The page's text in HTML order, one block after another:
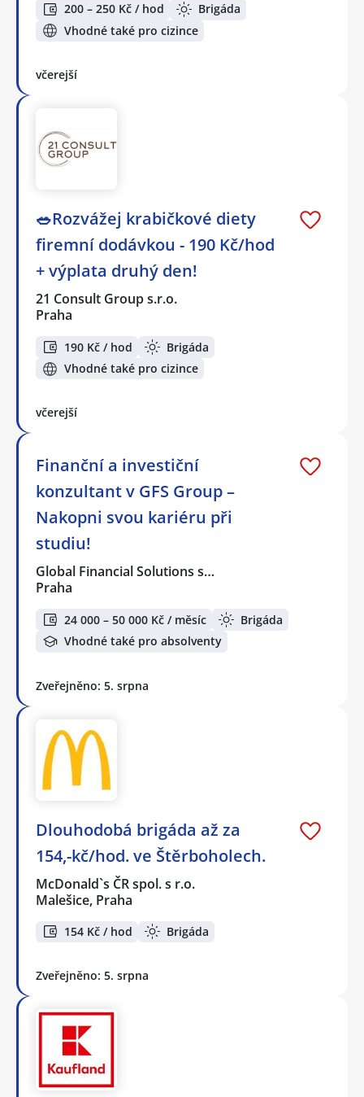
200 – 250 Kč / hod
Brigáda
Vhodné také pro cizince
včerejší
🥗Rozvážej krabičkové diety
firemní dodávkou - 190 Kč/hod
+ výplata druhý den!
21 Consult Group s.r.o.
Praha
190 Kč / hod
Brigáda
Vhodné také pro cizince
včerejší
Finanční a investiční
konzultant v GFS Group –
Nakopni svou kariéru při
studiu!
Global Financial Solutions s…
Praha
24 000 – 50 000 Kč / měsíc
Brigáda
Vhodné také pro absolventy
Zveřejněno: 5. srpna
Dlouhodobá brigáda až za
154,-kč/hod. ve Štěrboholech.
McDonald`s ČR spol. s r.o.
Malešice, Praha
154 Kč / hod Brigáda
Zveřejněno: 5. srpna